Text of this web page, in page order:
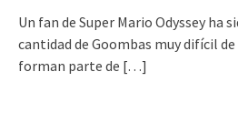
Un fan de Super Mario Odyssey ha
cantidad de Goombas muy difícil de
forman parte de […]